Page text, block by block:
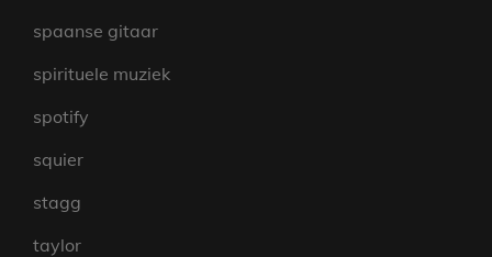
spaanse gitaar
spirituele muziek
spotify
squier
stagg
taylor